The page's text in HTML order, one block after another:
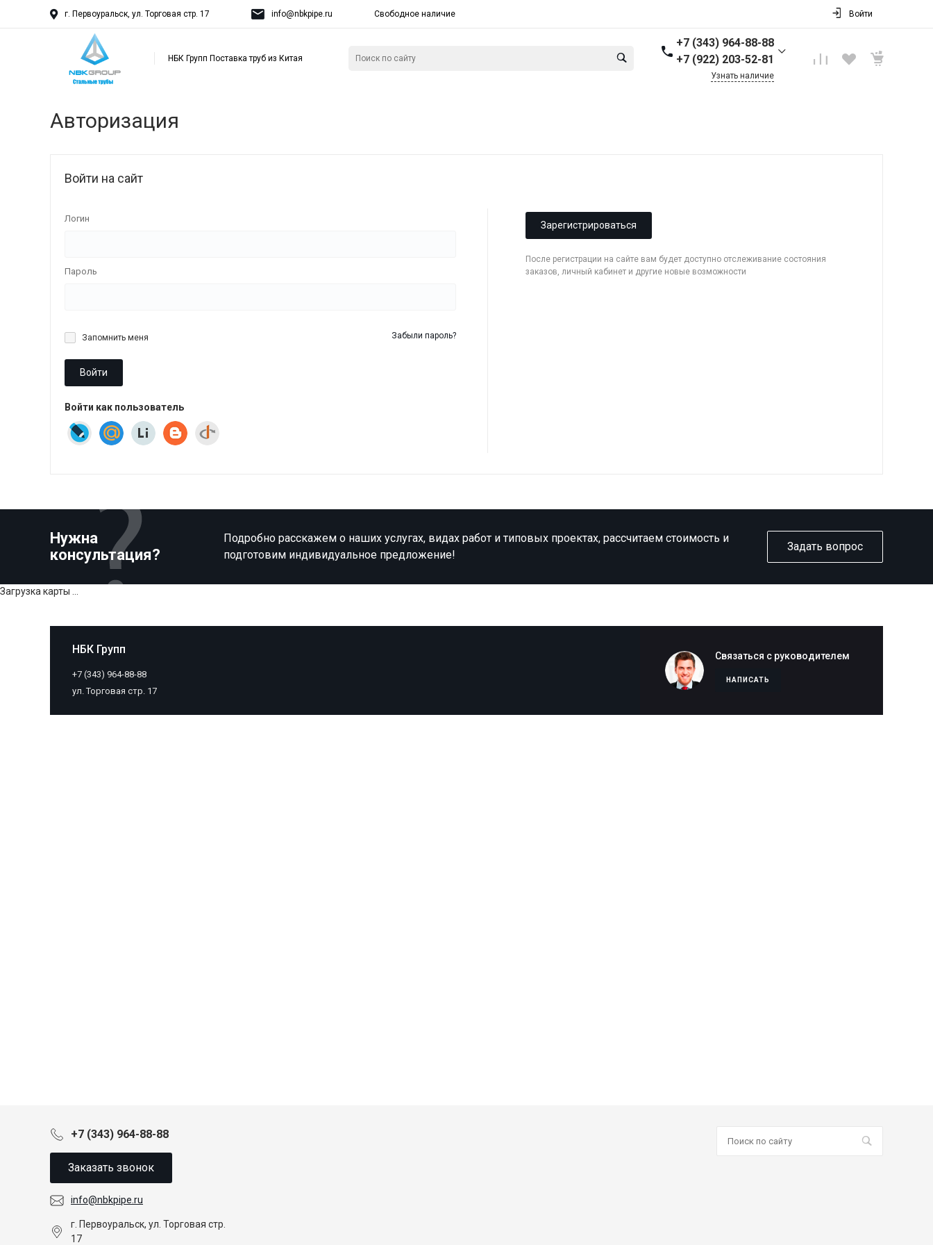
г. Первоуральск, ул. Торговая стр. 17 info@nbkpipe.ru Свободное наличие Войти
НБК Групп Поставка труб из Китая
+7 (343) 964-88-88
+7 (922) 203-52-81
Узнать наличие
Авторизация
Войти на сайт
Логин
Пароль
Запомнить меня Забыли пароль?
Войти
Войти как пользователь
Зарегистрироваться
После регистрации на сайте вам будет доступно отслеживание состояния
заказов, личный кабинет и другие новые возможности
Нужна
консультация?
Подробно расскажем о наших услугах, видах работ и типовых проектах, рассчитаем стоимость и
подготовим индивидуальное предложение!
Задать вопрос
Связаться с руководителем
НАПИСАТЬ
НБК Групп
+7 (343) 964-88-88
ул. Торговая стр. 17
Загрузка карты ...
+7 (343) 964-88-88
Заказать звонок
info@nbkpipe.ru
г. Первоуральск, ул. Торговая стр.
17